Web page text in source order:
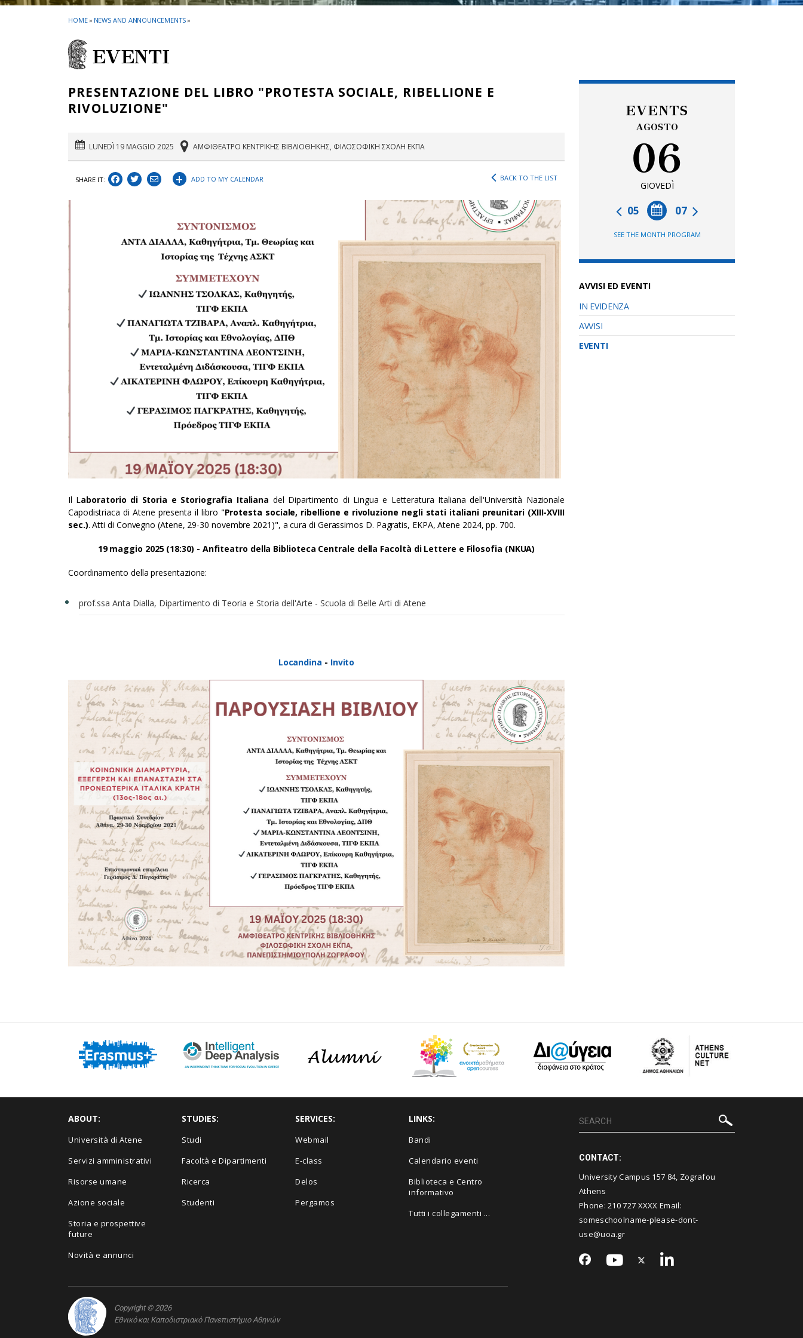
HOME» NEWS AND ANNOUNCEMENTS»
EVENTI
PRESENTAZIONE DEL LIBRO "PROTESTA SOCIALE, RIBELLIONE E
RIVOLUZIONE"
LUNEDÌ 19 MAGGIO 2025 ΑΜΦΙΘΕΑΤΡΟ ΚΕΝΤΡΙΚΗΣ ΒΙΒΛΙΟΘΗΚΗΣ, ΦΙΛΟΣΟΦΙΚΗ ΣΧΟΛΗ ΕΚΠΑ
SHARE IT: + ADD TO MY CALENDAR BACK TO THE LIST
Il Laboratorio di Storia e Storiografia Italiana del Dipartimento di Lingua e Letteratura Italiana dell'Università Nazionale
Capodistriaca di Atene presenta il libro "Protesta sociale, ribellione e rivoluzione negli stati italiani preunitari (XIII-XVIII
sec.). Atti di Convegno (Atene, 29-30 novembre 2021)", a cura di Gerassimos D. Pagratis, EKPA, Atene 2024, pp. 700.
19 maggio 2025 (18:30) - Anfiteatro della Biblioteca Centrale della Facoltà di Lettere e Filosofia (NKUA)
Coordinamento della presentazione:
prof.ssa Anta Dialla, Dipartimento di Teoria e Storia dell'Arte - Scuola di Belle Arti di Atene
Locandina - Invito
EVENTS
AGOSTO
06
GIOVEDÌ
07
05
SEE THE MONTH PROGRAM
AVVISI ED EVENTI
IN EVIDENZA
AVVISI
EVENTI
ABOUT:
Università di Atene
Servizi amministrativi
Risorse umane
Azione sociale
Storia e prospettive
future
Novità e annunci
STUDIES:
Studi
Facoltà e Dipartimenti
Ricerca
Studenti
SERVICES:
Webmail
E-class
Delos
Pergamos
LINKS:
Bandi
Calendario eventi
Biblioteca e Centro
informativo
Tutti i collegamenti ...
CONTACT:
University Campus 157 84, Zografou
Athens
Phone:210 727 XXXX Email:
someschoolname-please-dont-
use@uoa.gr
Copyright © 2026
Εθνικό και Καποδιστριακό Πανεπιστήμιο Αθηνών